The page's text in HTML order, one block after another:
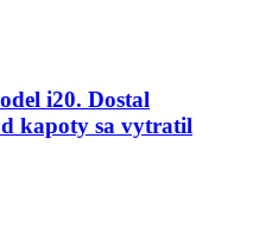
i20. Dostal
kapoty sa vytratil